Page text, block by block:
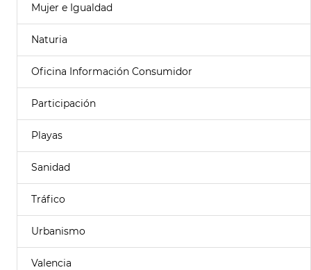
Mujer e Igualdad
Naturia
Oficina Información Consumidor
Participación
Playas
Sanidad
Tráfico
Urbanismo
Valencia